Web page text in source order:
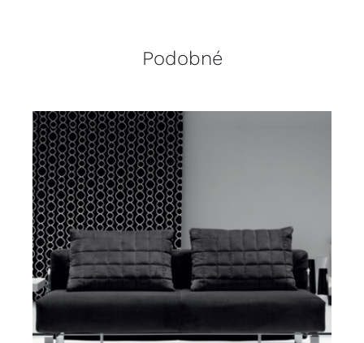
Podobné
DETAILY